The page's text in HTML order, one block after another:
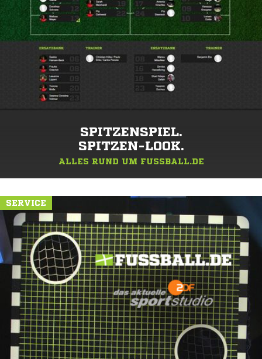
SPITZENSPIEL.
SPITZEN-LOOK.
ALLES RUND UM FUSSBALL.DE
SERVICE